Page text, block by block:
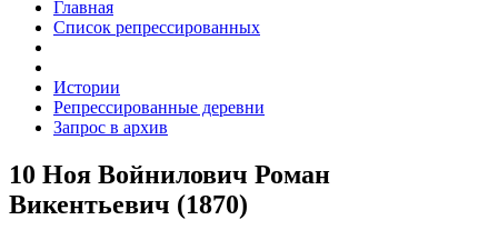
Главная
Список репрессированных
Истории
Репрессированные деревни
Запрос в архив
10 Ноя Войнилович Роман
Викентьевич (1870)